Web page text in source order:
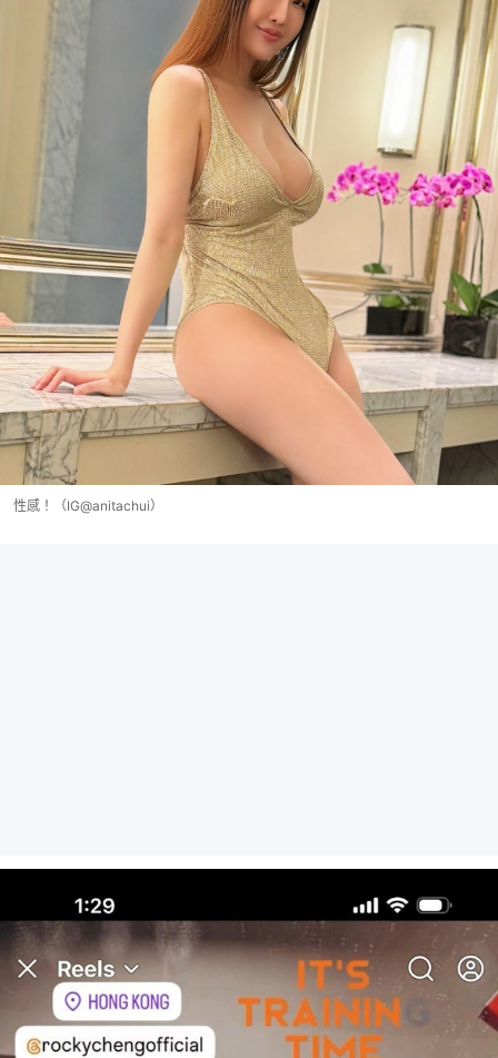
性感！（IG@anitachui）